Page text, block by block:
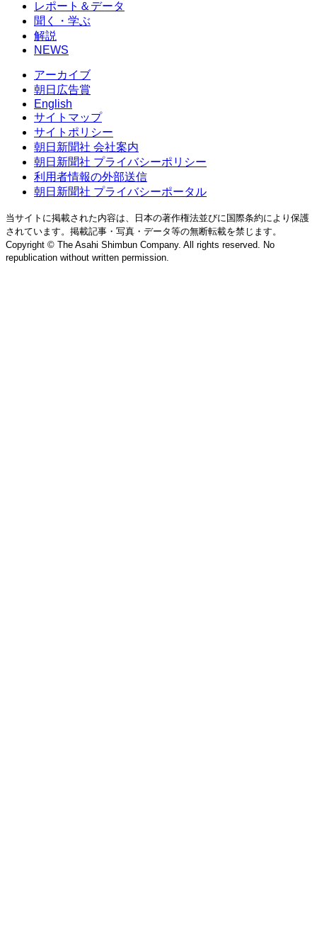
レポート＆データ
聞く・学ぶ
解説
NEWS
アーカイブ
朝日広告賞
English
サイトマップ
サイトポリシー
朝日新聞社 会社案内
朝日新聞社 プライバシーポリシー
利用者情報の外部送信
朝日新聞社 プライバシーポータル
当サイトに掲載された内容は、日本の著作権法並びに国際条約により保護
されています。掲載記事・写真・データ等の無断転載を禁じます。
Copyright © The Asahi Shimbun Company. All rights reserved. No
republication without written permission.